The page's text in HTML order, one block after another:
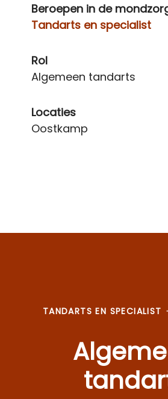
Beroepen in de
Tandarts en specialist
Rol
Algemeen tandarts
Locaties
Oostkamp
TANDARTS EN SPECIALIST ·